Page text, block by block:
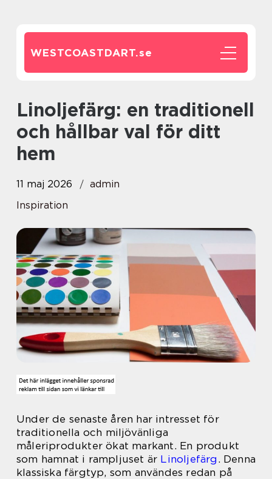
WESTCOASTDART.se
Linoljefärg: en traditionell
och hållbar val för ditt
hem
11 maj 2026
admin
Inspiration
Under de senaste åren har intresset för
traditionella och miljövänliga
måleriprodukter ökat markant. En produkt
som hamnat i rampljuset är Linoljefärg . Denna
klassiska färgtyp, som användes redan på